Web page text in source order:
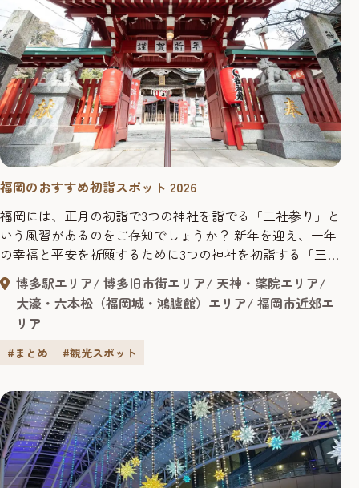
福岡のおすすめ初詣スポット 2026
福岡には、正月の初詣で3つの神社を詣でる「三社参り」と
いう風習があるのをご存知でしょうか？ 新年を迎え、一年
の幸福と平安を祈願するために3つの神社を初詣する「三社
参り」という風習が九州・福岡や中国地方に見られる風習
と伝われています。 商売繁盛や厄除けの神様として信仰を
集める「筥崎宮」や、「櫛田神社」は博多の総鎮守として
有名で、厄払いの神社として親しまれる「若八幡宮」など
が人気の初詣スポットで...
博多駅エリア 博多旧市街エリア
天神・薬院エリア
大濠・六本松（福岡城・鴻臚館）エリア
福岡市近郊エ
リア
#まとめ #観光スポット